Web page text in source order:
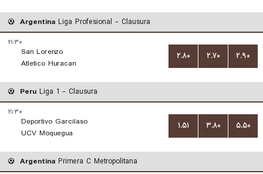
Argentina Liga Profesional - Clausura
۲۱:۳۰
San Lorenzo
Atletico Huracan
۲.۸۰ ۲.۷۰ ۲.۹۰
Peru Liga 1 - Clausura
۲۱:۳۰
Deportivo Garcilaso
UCV Moquegua
۱.۵۱ ۳.۸۰ ۵.۵۰
Argentina Primera C Metropolitana